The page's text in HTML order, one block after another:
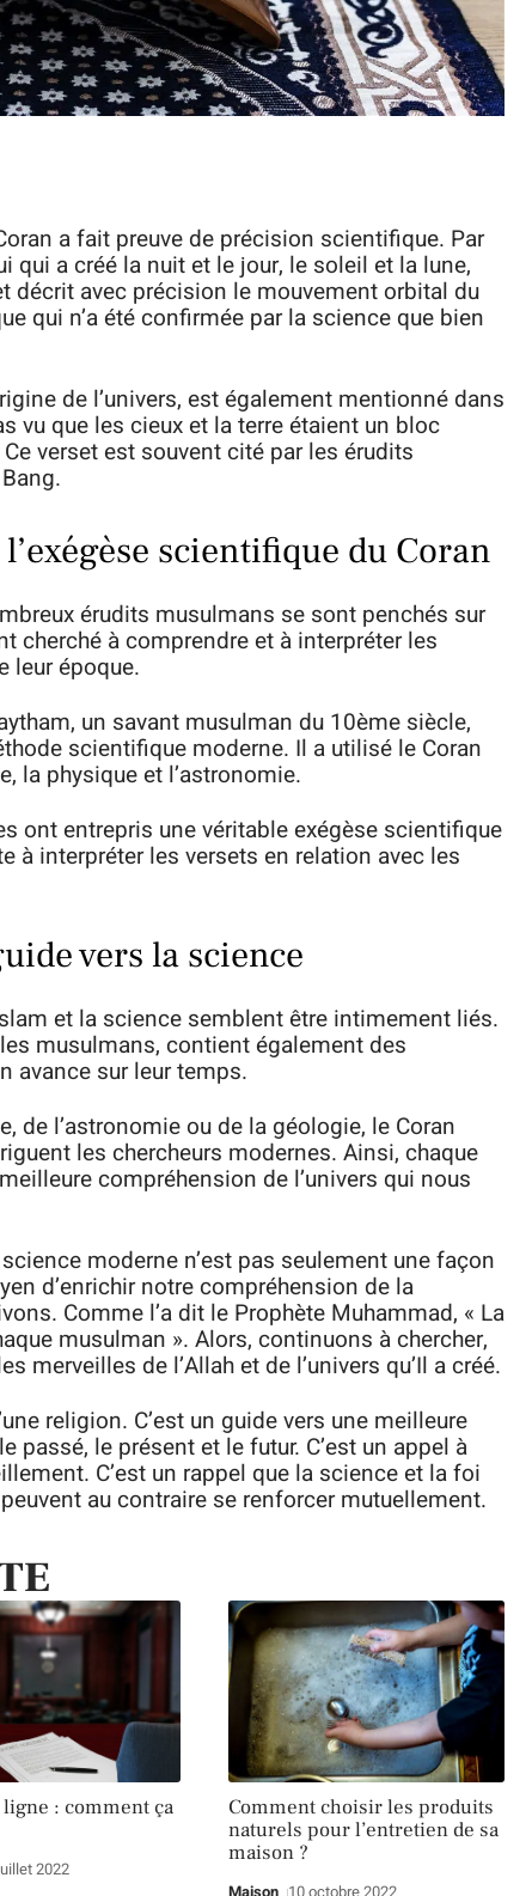
a fait preuve de précision scientifique. Par
qui a créé la nuit et le jour, le soleil et la lune,
décrit avec précision le mouvement orbital du
qui n’a été confirmée par la science que bien
de l’univers, est également mentionné dans
vu que les cieux et la terre étaient un bloc
verset est souvent cité par les érudits
scientifique du Coran
érudits musulmans se sont penchés sur
cherché à comprendre et à interpréter les
leur époque.
un savant musulman du 10ème siècle,
scientifique moderne. Il a utilisé le Coran
la physique et l’astronomie.
ont entrepris une véritable exégèse scientifique
à interpréter les versets en relation avec les
vers la science
et la science semblent être intimement liés.
musulmans, contient également des
avance sur leur temps.
de l’astronomie ou de la géologie, le Coran
les chercheurs modernes. Ainsi, chaque
compréhension de l’univers qui nous
moderne n’est pas seulement une façon
d’enrichir notre compréhension de la
Comme l’a dit le Prophète Muhammad, « La
musulman ». Alors, continuons à chercher,
merveilles de l’Allah et de l’univers qu’Il a créé.
religion. C’est un guide vers une meilleure
le présent et le futur. C’est un appel à
C’est un rappel que la science et la foi
au contraire se renforcer mutuellement.
: comment ça
2022
Comment choisir les produits
naturels pour l’entretien de sa
maison ?